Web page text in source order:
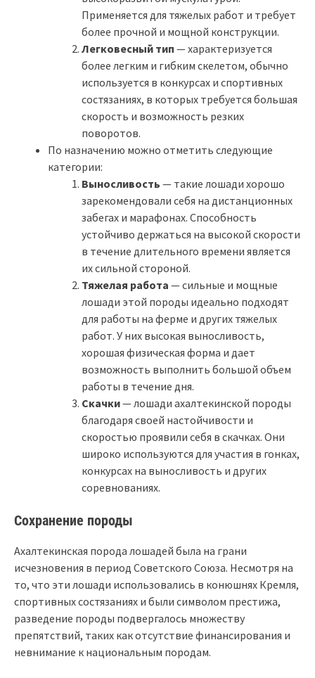
Применяется для тяжелых работ и требует
более прочной и мощной конструкции.
Легковесный тип — характеризуется
более легким и гибким скелетом, обычно
используется в конкурсах и спортивных
состязаниях, в которых требуется большая
скорость и возможность резких
поворотов.
По назначению можно отметить следующие
категории:
Выносливость — такие лошади хорошо
зарекомендовали себя на дистанционных
забегах и марафонах. Способность
устойчиво держаться на высокой скорости
в течение длительного времени является
их сильной стороной.
Тяжелая работа — сильные и мощные
лошади этой породы идеально подходят
для работы на ферме и других тяжелых
работ. У них высокая выносливость,
хорошая физическая форма и дает
возможность выполнить большой объем
работы в течение дня.
Скачки— лошади ахалтекинской породы
благодаря своей настойчивости и
скоростью проявили себя в скачках. Они
широко используются для участия в гонках,
конкурсах на выносливость и других
соревнованиях.
Сохранение породы
Ахалтекинская порода лошадей была на грани
исчезновения в период Советского Союза. Несмотря на
то, что эти лошади использовались в конюшнях Кремля,
спортивных состязаниях и были символом престижа,
разведение породы подвергалось множеству
препятствий, таких как отсутствие финансирования и
невнимание к национальным породам.